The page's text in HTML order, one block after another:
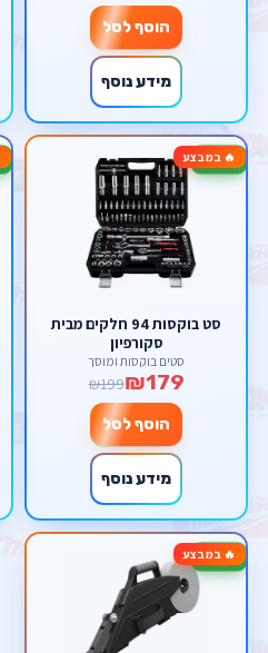
הוסף לסל
מידע נוסף
🔥 במבצע-10%
סט בוקסות 94 חלקים מבית
סקורפיון
סטים בוקסות ומוסך
₪179
₪199
הוסף לסל
מידע נוסף
🔥 במבצע-50%